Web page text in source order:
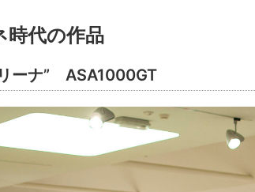
時代の作品
ーナ” ASA1000GT